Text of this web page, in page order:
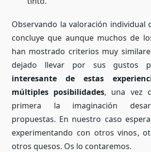
Observando la valoración individual
concluye que aunque muchos de
han mostrado criterios muy
dejado llevar por sus gustos
interesante de estas
múltiples posibilidades, una vez
primera la imaginación
propuestas. En nuestro caso
experimentando con otros vinos,
otros quesos. Os lo contaremos.